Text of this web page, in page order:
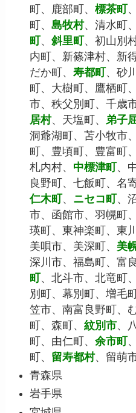
町、鹿部町、標茶町
町、島牧村、清水町
町、斜里町、初山別
内町、新篠津村、新
だか町、寿都町、砂
町、大樹町、鷹栖町
市、秩父別町、千歳
居村、天塩町、 弟子
洞爺湖町、苫小牧市
町、豊頃町、豊富町
札内村、 中標津町、
良野町、七飯町、名
仁木町、 ニセコ町、
市、函館市、羽幌町
瑛町、東神楽町、東
美唄市、美深町、 美
深川市、福島町、富
町、北斗市、北竜町
別町、幕別町、増毛
笠市、南富良野町、
町、森町、紋別市、
町、由仁町、余市町
町、 留寿都村、留萌
青森県
岩手県